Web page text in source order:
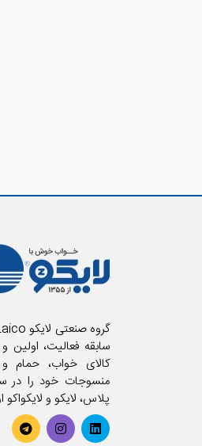
سابقه فعالیت، اولین و
کالای خواب، حمام
منسوجات خود را در
پلاس، لایکو و لایکواکو